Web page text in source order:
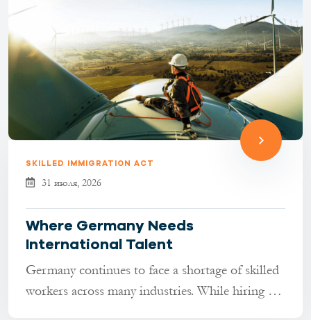
SKILLED IMMIGRATION ACT
31 июля, 2026
Where Germany Needs
International Talent
Germany continues to face a shortage of skilled
workers across many industries. While hiring has